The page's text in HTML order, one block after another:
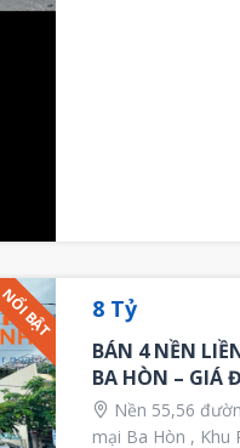
BẬT 8 Tỷ
BÁN 4 NỀN
BA HÒN – GIÁ
Nền 55,56
mại Ba Hòn , Khu